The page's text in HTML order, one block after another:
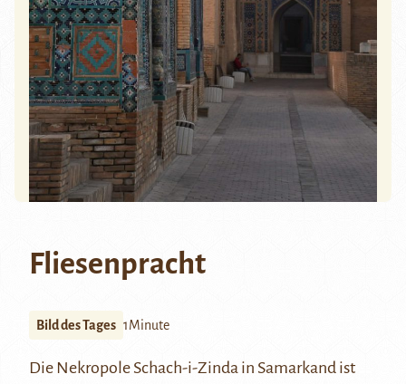
Fliesenpracht
Bild des Tages 1Minute
Die Nekropole Schach-i-Zinda in Samarkand ist